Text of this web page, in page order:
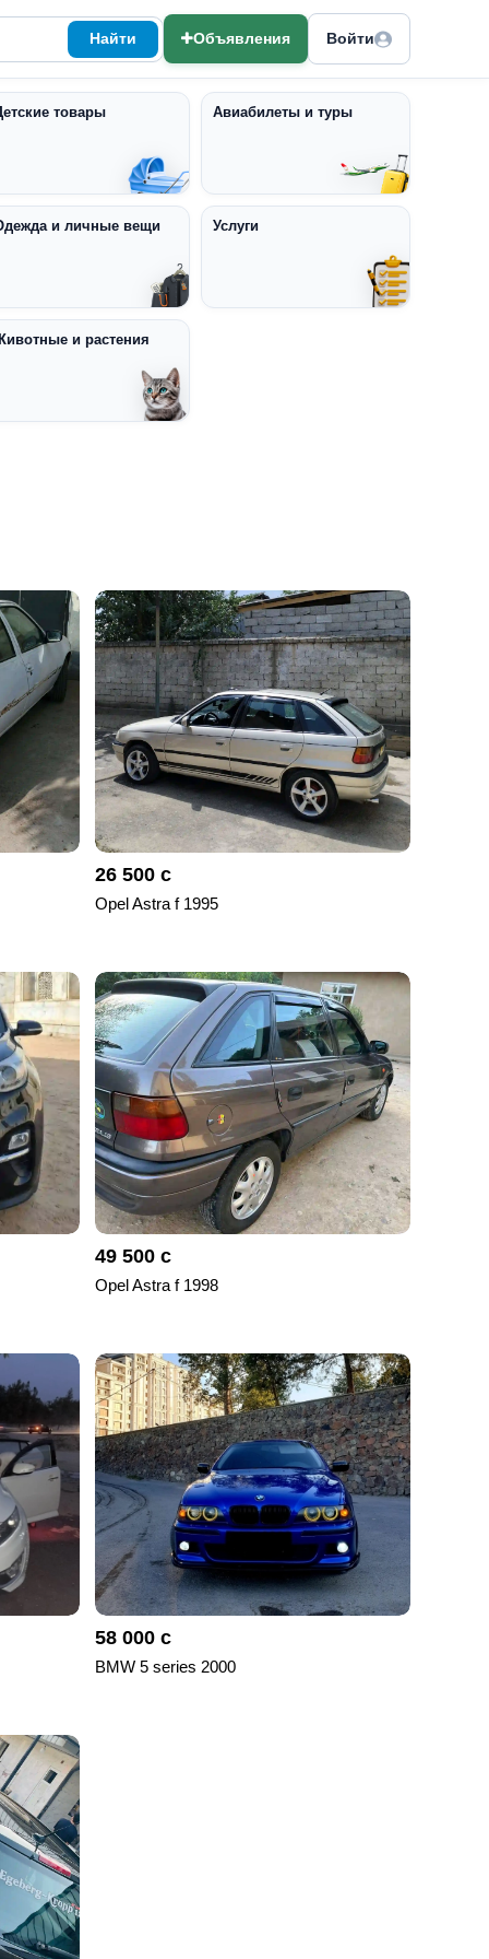
Найти Объявления Войти
товары Авиабилеты и туры
и личные вещи Услуги
и растения
26 500 с
Opel Astra f 1995
49 500 с
Opel Astra f 1998
58 000 с
BMW 5 series 2000